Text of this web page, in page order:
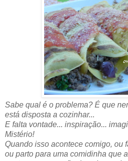
Sabe qual é o problema? É que
está disposta a cozinhar...
E falta vontade... inspiração...
Mistério!
Quando isso acontece comigo, ou
ou parto para uma comidinha que